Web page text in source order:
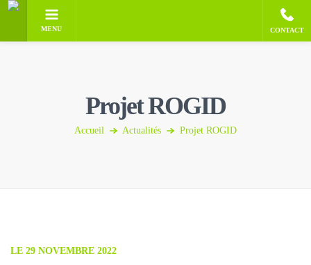
MENU CONTACT
Projet ROGID
Accueil Actualités Projet ROGID
LE 29 NOVEMBRE 2022